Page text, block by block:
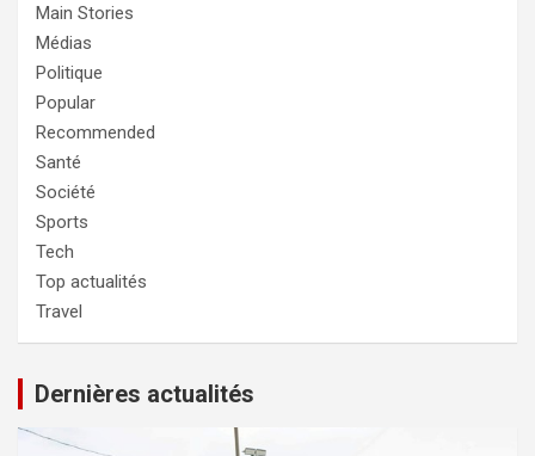
Main Stories
Médias
Politique
Popular
Recommended
Santé
Société
Sports
Tech
Top actualités
Travel
Dernières actualités